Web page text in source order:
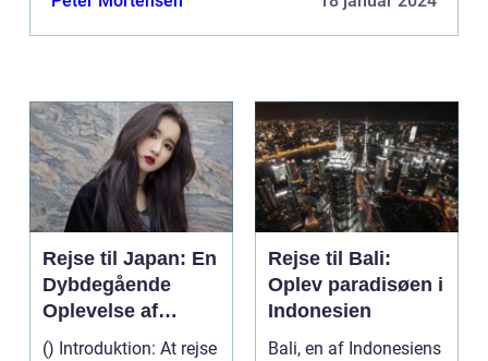
Rejse til Japan: En
Dybdegående
Oplevelse af
Kultur og Historie
() Introduktion: At rejse
Rejse til Bali:
Oplev paradisøen i
Indonesien
Bali, en af Indonesiens